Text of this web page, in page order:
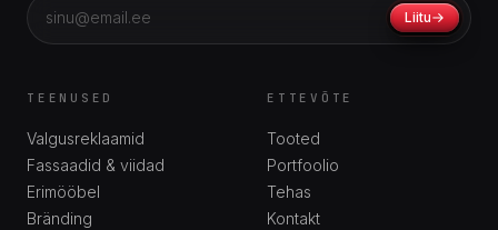
Liitu
TEENUSED
Valgusreklaamid
Fassaadid & viidad
Erimööbel
Bränding
ETTEVÕTE
Tooted
Portfoolio
Tehas
Kontakt